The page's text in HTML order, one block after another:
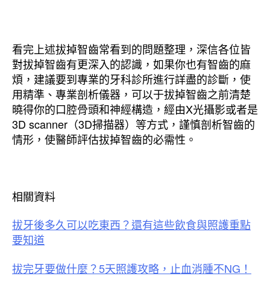
看完上述拔掉智齒常看到的問題整理，深信各位皆
對拔掉智齒有更深入的認識，如果你也有智齒的麻
煩，建議要到專業的牙科診所進行詳盡的診斷，使
用精準、專業剖析儀器，可以于拔掉智齒之前清楚
曉得你的口腔骨頭和神經構造，經由X光攝影或者是
3D scanner（3D掃描器）等方式，謹慎剖析智齒的
情形，使醫師評估拔掉智齒的必需性。
相關資料
拔牙後多久可以吃東西？還有這些飲食與照護重點
要知道
拔完牙要做什麼？5天照護攻略，止血消腫不NG！